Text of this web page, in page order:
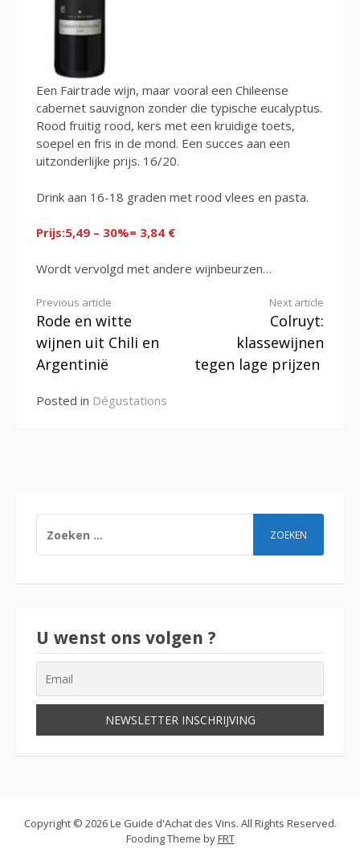
Een Fairtrade wijn, maar vooral een Chileense
cabernet sauvignon zonder die typische eucalyptus.
Rood fruitig rood, kers met een kruidige toets,
soepel en fris in de mond. Een succes aan een
uitzonderlijke prijs. 16/20.
Drink aan 16-18 graden met rood vlees en pasta.
Prijs:5,49 – 30%= 3,84 €
Wordt vervolgd met andere wijnbeurzen…
Continue
Reading
Previous article
Rode en witte
wijnen uit Chili en
Argentinië
Next article
Colruyt:
klassewijnen
tegen lage prijzen
Posted in Dégustations
NAAR:
U wenst ons volgen ?
Copyright © 2026 Le Guide d'Achat des Vins. All Rights Reserved.
Fooding Theme byFRT